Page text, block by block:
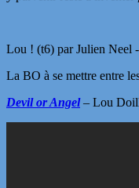
Lou ! (t6) par Julien Neel
La BO à se mettre entre
Devil or Angel – Lou